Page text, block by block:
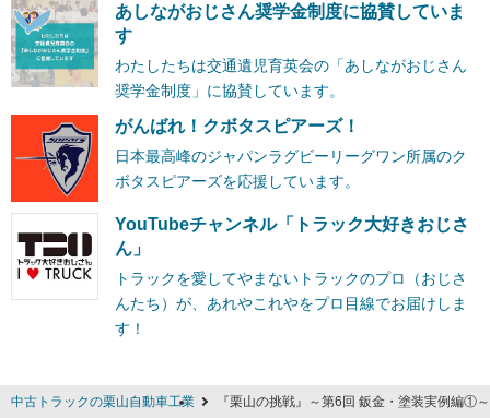
あしながおじさん奨学金制度に協賛していま
す
わたしたちは交通遺児育英会の「あしながおじさん
奨学金制度」に協賛しています。
がんばれ！クボタスピアーズ！
日本最高峰のジャパンラグビーリーグワン所属のク
ボタスピアーズを応援しています。
YouTubeチャンネル「トラック大好きおじさ
ん」
トラックを愛してやまないトラックのプロ（おじさ
んたち）が、あれやこれやをプロ目線でお届けしま
す！
中古トラックの栗山自動車工業 『栗山の挑戦』～第6回 鈑金・塗装実例編①